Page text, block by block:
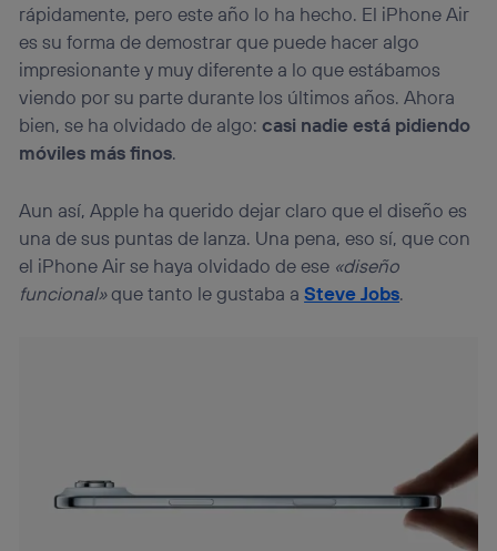
rápidamente, pero este año lo ha hecho. El iPhone Air
es su forma de demostrar que puede hacer algo
impresionante y muy diferente a lo que estábamos
viendo por su parte durante los últimos años. Ahora
bien, se ha olvidado de algo: casi nadie está pidiendo
móviles más finos.
Aun así, Apple ha querido dejar claro que el diseño es
una de sus puntas de lanza. Una pena, eso sí, que con
el iPhone Air se haya olvidado de ese «diseño
funcional»que tanto le gustaba aSteve Jobs.